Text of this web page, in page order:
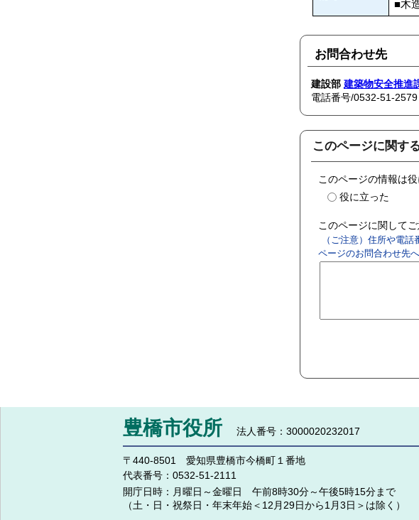
■木
お問合わせ先
建設部 建築物安全推進
電話番号/0532-51-2579
このページに関す
このページの情報は
役に立った
このページに関して
（ご注意）住所や電
ページのお問合わせ先
豊橋市役所 法人番号：3000020232017
〒440-8501 愛知県豊橋市今橋町１番地
代表番号： 0532-51-2111
開庁日時： 月曜日～金曜日 午前8時30分～午後5時15分まで
（土・日・祝祭日・年末年始＜12月29日から1月3日＞は除く）